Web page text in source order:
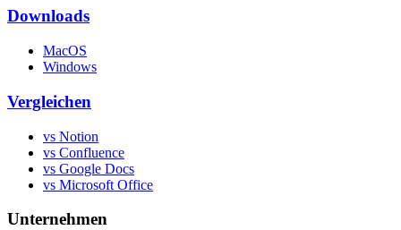
Downloads
MacOS
Windows
Vergleichen
vs Notion
vs Confluence
vs Google Docs
vs Microsoft Office
Unternehmen